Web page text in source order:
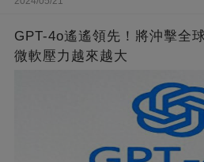
GPT-4o遙遙領先！將沖擊全
微軟壓力越來越大